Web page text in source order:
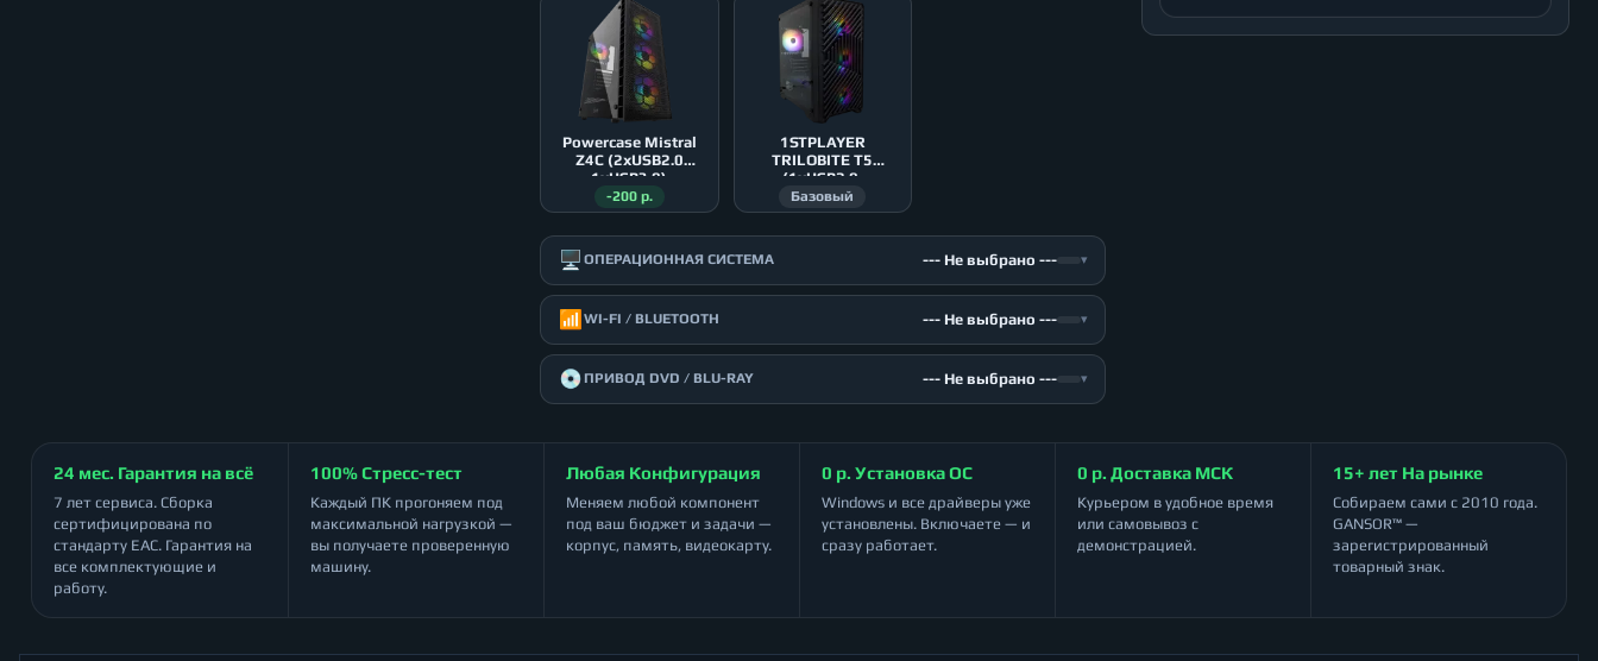
Powercase Mistral
Z4С (2xUSB2.0
1xUSB3.0)
-200 р.
1STPLAYER
TRILOBITE T5
(1xUSB2.0,
2xUSB3.0)
Базовый
🖥️ ОПЕРАЦИОННАЯ СИСТЕМА --- Не выбрано --- ▾
📶 WI-FI / BLUETOOTH --- Не выбрано --- ▾
💿 ПРИВОД DVD / BLU-RAY --- Не выбрано --- ▾
24 мес. Гарантия на всё
7 лет сервиса. Сборка
сертифицирована по
стандарту ЕАС. Гарантия на
все комплектующие и
работу.
100% Стресс-тест
Каждый ПК прогоняем под
максимальной нагрузкой —
вы получаете проверенную
машину.
Любая Конфигурация
Меняем любой компонент
под ваш бюджет и задачи —
корпус, память, видеокарту.
0 р. Установка ОС
Windows и все драйверы уже
установлены. Включаете — и
сразу работает.
0 р. Доставка МСК
Курьером в удобное время
или самовывоз с
демонстрацией.
15+ лет На рынке
Собираем сами с 2010 года.
GANSOR™ —
зарегистрированный
товарный знак.